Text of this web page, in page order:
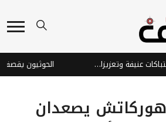
تصعيد حوثي خطير في تعز.. اشتباكات عنيفة وتعزيزات عسكرية تتجه إلى الجبهة الشرقية وسط مخاوف من تفجير موجة جديدة من القتال الحوثيون يقصفون
يصعدان